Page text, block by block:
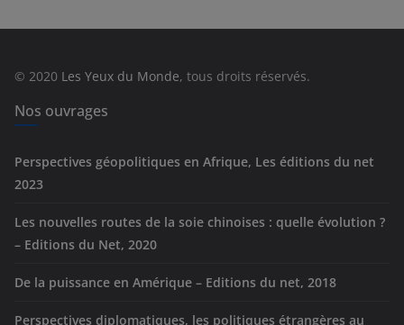
e
© 2020 Les Yeux du Monde, tous droits réservés.
Nos ouvrages
Perspectives géopolitiques en Afrique, Les éditions du net
2023
Les nouvelles routes de la soie chinoises : quelle évolution ?
– Editions du Net, 2020
De la puissance en Amérique – Editions du net, 2018
Perspectives diplomatiques, les politiques étrangères au